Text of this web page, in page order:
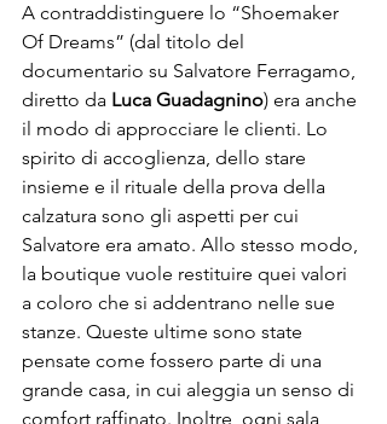
A contraddistinguere lo “Shoemaker
Of Dreams” (dal titolo del
documentario su Salvatore Ferragamo,
diretto da Luca Guadagnino) era anche
il modo di approcciare le clienti. Lo
spirito di accoglienza, dello stare
insieme e il rituale della prova della
calzatura sono gli aspetti per cui
Salvatore era amato. Allo stesso modo,
la boutique vuole restituire quei valori
a coloro che si addentrano nelle sue
stanze. Queste ultime sono state
pensate come fossero parte di una
grande casa, in cui aleggia un senso di
comfort raffinato. Inoltre, ogni sala